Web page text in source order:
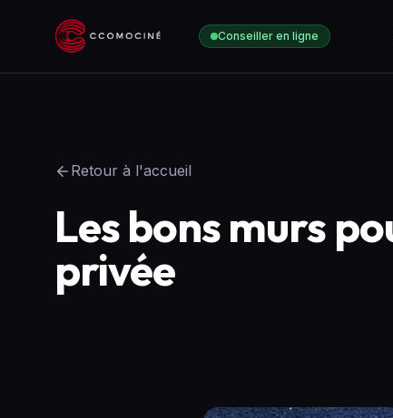
Conseiller en ligne
Retour à l'accueil
Les bons murs
privée